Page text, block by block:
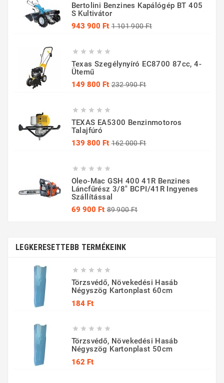
Bertolini Benzines Kapálógép BT 405
S Kultivátor
943 900 Ft 1 101 900 Ft
    
Texas Szegélynyíró EC8700 87cc, 4-
Ütemű
149 800 Ft 232 990 Ft
    
TEXAS EA5300 Benzinmotoros
Talajfúró
139 800 Ft 162 000 Ft
    
Oleo-Mac GSH 400 41R Benzines
Láncfűrész 3/8" BCPI/41R Ingyenes
Szállítással
69 900 Ft 89 900 Ft
LEGKERESETTEBB TERMÉKEINK
    
Törzsvédő, Növekedési Hasáb
Négyszög Kartonplast 60cm
184 FtÁr
    
Törzsvédő, Növekedési Hasáb
Négyszög Kartonplast 50cm
162 FtÁr